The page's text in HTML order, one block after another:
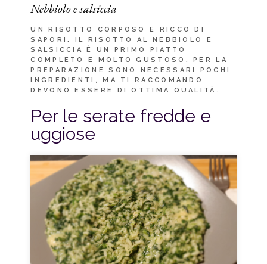
Nebbiolo e salsiccia
UN RISOTTO CORPOSO E RICCO DI
SAPORI. IL RISOTTO AL NEBBIOLO E
SALSICCIA È UN PRIMO PIATTO
COMPLETO E MOLTO GUSTOSO. PER LA
PREPARAZIONE SONO NECESSARI POCHI
INGREDIENTI, MA TI RACCOMANDO
DEVONO ESSERE DI OTTIMA QUALITÀ.
Per le serate fredde e
uggiose